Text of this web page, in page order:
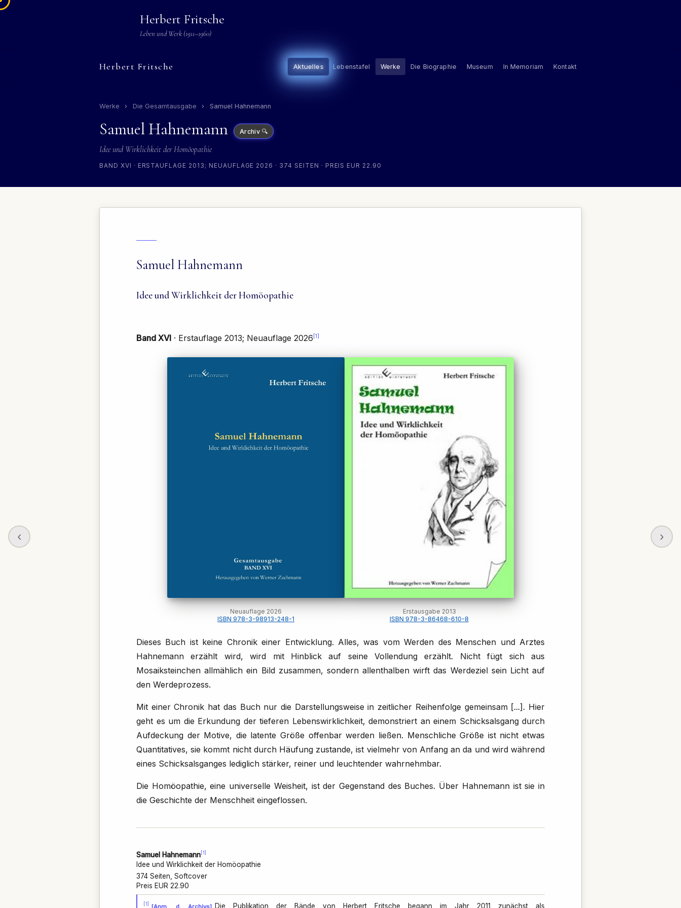
Herbert Fritsche
Leben und Werk (1911–1960)
Herbert Fritsche Aktuelles Lebenstafel Werke Die Biographie Museum In Memoriam Kontakt
Werke › Die Gesamtausgabe › Samuel Hahnemann
Samuel Hahnemann Archiv 🔍
Idee und Wirklichkeit der Homöopathie
BAND XVI · ERSTAUFLAGE 2013; NEUAUFLAGE 2026 · 374 SEITEN · PREIS EUR 22.90
Samuel Hahnemann
Idee und Wirklichkeit der Homöopathie
Band XVI · Erstauflage 2013; Neuauflage 2026[1]
Neuauflage 2026
ISBN 978-3-98913-248-1
Erstausgabe 2013
ISBN 978-3-86468-610-8
Dieses Buch ist keine Chronik einer Entwicklung. Alles, was vom Werden des Menschen und Arztes
Hahnemann erzählt wird, wird mit Hinblick auf seine Vollendung erzählt. Nicht fügt sich aus
Mosaiksteinchen allmählich ein Bild zusammen, sondern allenthalben wirft das Werdeziel sein Licht auf
den Werdeprozess.
Mit einer Chronik hat das Buch nur die Darstellungsweise in zeitlicher Reihenfolge gemeinsam [...]. Hier
geht es um die Erkundung der tieferen Lebenswirklichkeit, demons­triert an einem Schicksalsgang durch
Aufdeckung der Motive, die latente Größe offenbar werden ließen. Menschliche Größe ist nicht etwas
Quantitatives, sie kommt nicht durch Häufung zustande, ist vielmehr von Anfang an da und wird während
eines Schicksalsganges lediglich stärker, reiner und leuchtender wahrnehmbar.
Die Homöopathie, eine universelle Weisheit, ist der Gegenstand des Buches. Über Hahnemann ist sie in
die Geschichte der Menschheit eingeflossen.
Samuel Hahnemann[1]
Idee und Wirklichkeit der Homöopathie
374 Seiten, Softcover
Preis EUR 22.90
[1] [Anm. d. Archivs] Die Publikation der Bände von Herbert Fritsche begann im Jahr 2011 zunächst als
‹ ›